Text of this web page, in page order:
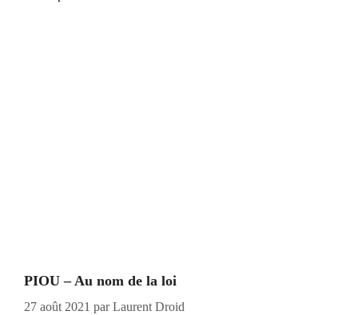
PIOU – Au nom de la loi
27 août 2021 parLaurent Droid